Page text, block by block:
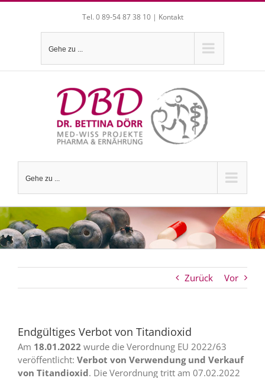
Tel. 0 89-54 87 38 10 | Kontakt
Gehe zu ...
Gehe zu ...
Zurück Vor
Endgültiges Verbot von Titandioxid
Am 18.01.2022 wurde die Verordnung EU 2022/63
veröffentlicht: Verbot von Verwendung und Verkauf
von Titandioxid. Die Verordnung tritt am 07.02.2022